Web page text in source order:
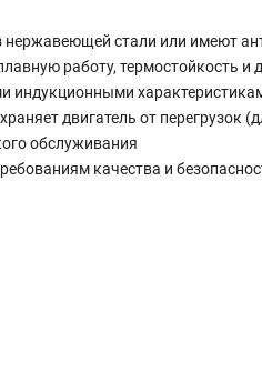
стали или имеют
работу, термостойкость и
двигатель от перегрузок
обслуживания
качества и